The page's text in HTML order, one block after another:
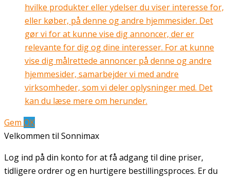
hvilke produkter eller ydelser du viser interesse for,
eller køber, på denne og andre hjemmesider. Det
gør vi for at kunne vise dig annoncer, der er
relevante for dig og dine interesser. For at kunne
vise dig målrettede annoncer på denne og andre
hjemmesider, samarbejder vi med andre
virksomheder, som vi deler oplysninger med. Det
kan du læse mere om herunder.
Gem OK
Velkommen til Sonnimax
Log ind på din konto for at få adgang til dine priser,
tidligere ordrer og en hurtigere bestillingsproces. Er du